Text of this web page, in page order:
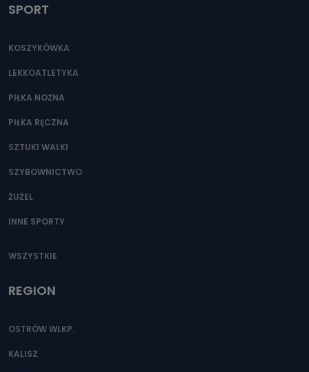
SPORT
KOSZYKÓWKA
LEKKOATLETYKA
PIŁKA NOŻNA
PIŁKA RĘCZNA
SZTUKI WALKI
SZYBOWNICTWO
ŻUŻEL
INNE SPORTY
WSZYSTKIE
REGION
OSTRÓW WLKP.
KALISZ